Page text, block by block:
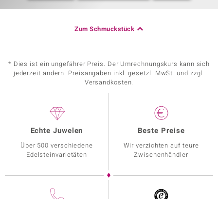
Zum Schmuckstück
* Dies ist ein ungefährer Preis. Der Umrechnungskurs kann sich
jederzeit ändern. Preisangaben inkl. gesetzl. MwSt. und zzgl.
Versandkosten.
Echte Juwelen
Über 500 verschiedene
Edelsteinvarietäten
Beste Preise
Wir verzichten auf teure
Zwischenhändler